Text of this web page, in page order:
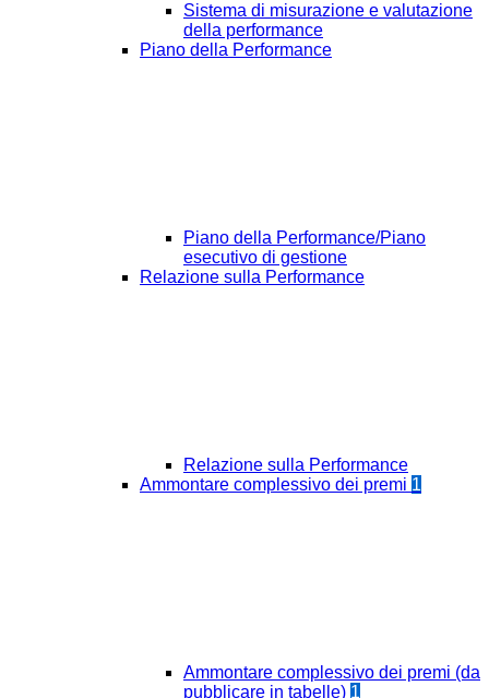
Sistema di misurazione e valutazione
della performance
Piano della Performance
Piano della Performance/Piano
esecutivo di gestione
Relazione sulla Performance
Relazione sulla Performance
Ammontare complessivo dei premi 1
Ammontare complessivo dei premi (da
pubblicare in tabelle) 1